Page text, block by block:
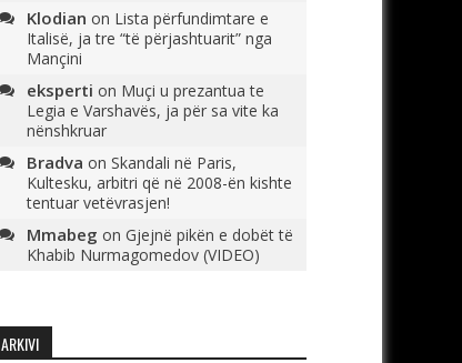
Klodian on Lista përfundimtare e
Italisë, ja tre “të përjashtuarit” nga
Mançini
eksperti on Muçi u prezantua te
Legia e Varshavës, ja për sa vite ka
nënshkruar
Bradva on Skandali në Paris,
Kultesku, arbitri që në 2008-ën kishte
tentuar vetëvrasjen!
Mmabeg on Gjejnë pikën e dobët të
Khabib Nurmagomedov (VIDEO)
ARKIVI